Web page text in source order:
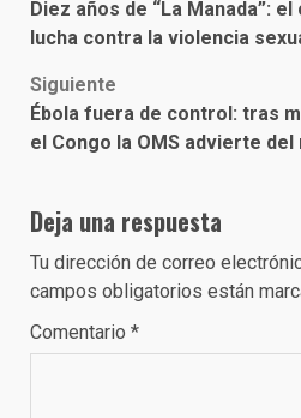
navigation
Diez años de “La Manada”:
lucha contra la violencia
Siguiente
Ébola fuera de control: tras
el Congo la OMS advierte
Deja una respuesta
Tu dirección de correo
campos obligatorios están
Comentario *